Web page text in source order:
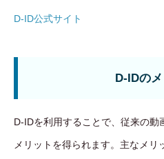
D-ID公式サイト
D-IDの
D-IDを利用することで、従来の
メリットを得られます。主なメリ